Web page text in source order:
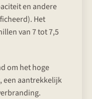
en andere
Het
van 7 tot 7,5
om het hoge
een aantrekkelijk